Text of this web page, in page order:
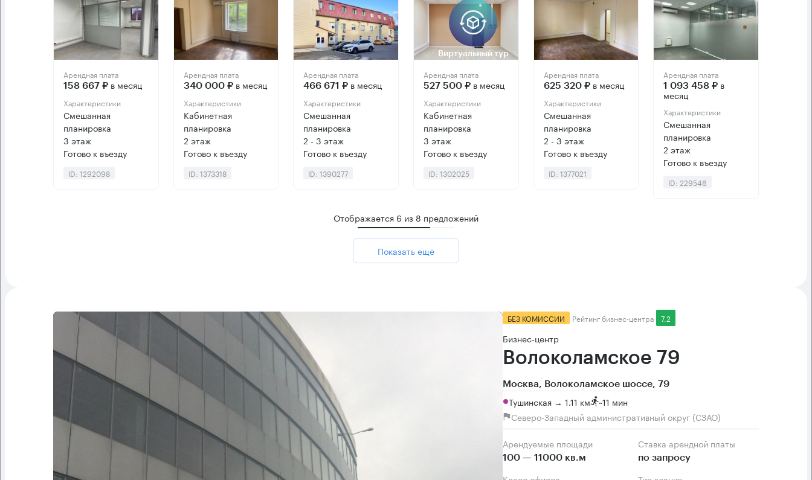
Арендная плата
158 667 ₽ в месяц
Характеристики
Смешанная
планировка
3 этаж
Готово к въезду
ID: 1292098
Арендная плата
340 000 ₽в месяц
Характеристики
Кабинетная
планировка
2 этаж
Готово к въезду
ID: 1373318
Арендная плата
466 671 ₽ в месяц
Характеристики
Смешанная
планировка
2 - 3 этаж
Готово к въезду
ID: 1390277
Виртуальный тур
Арендная плата
527 500 ₽в месяц
Характеристики
Кабинетная
планировка
3 этаж
Готово к въезду
ID: 1302025
Арендная плата
625 320 ₽в месяц
Характеристики
Смешанная
планировка
2 - 3 этаж
Готово к въезду
ID: 1377021
Арендная плата
1 093 458 ₽ в
месяц
Характеристики
Смешанная
планировка
2 этаж
Готово к въезду
ID: 229546
Отображается 6 из 8 предложений
Показать ещё
БЕЗ КОМИССИИ Рейтинг бизнес-центра 7.2
Бизнес-центр
Волоколамское 79
Москва, Волоколамское шоссе, 79
Тушинская → 1.11 км ~11 мин
Северо-Западный административный округ (СЗАО)
Арендуемые площади
100 — 11000 кв.м
Ставка арендной платы
по запросу